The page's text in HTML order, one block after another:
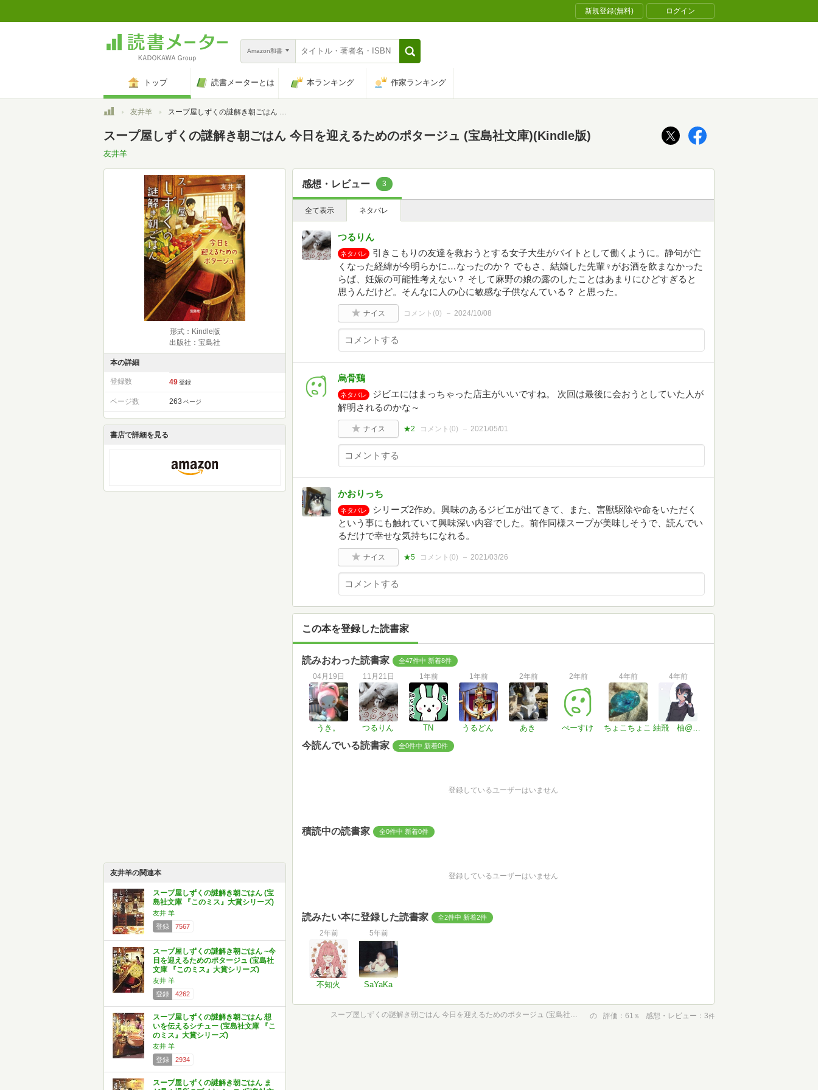
新規登録(無料) ログイン
Amazon和書
トップ 読書メーターとは 本ランキング 作家ランキング
トップ友井羊 スープ屋しずくの謎解き朝ごはん 今日を迎えるためのポタージュ (宝島社文庫)
スープ屋しずくの謎解き朝ごはん 今日を迎えるためのポタージュ (宝島社文庫)(Kindle版)
友井羊
形式：Kindle版
出版社：宝島社
本の詳細
登録数 49 登録
ページ数 263 ページ
書店で詳細を見る
友井羊の関連本
スープ屋しずくの謎解き朝ごはん (宝
島社文庫 『このミス』大賞シリーズ)
友井 羊
登録
7567
スープ屋しずくの謎解き朝ごはん ~今
日を迎えるためのポタージュ (宝島社
文庫 『このミス』大賞シリーズ)
友井 羊
登録
4262
スープ屋しずくの謎解き朝ごはん 想
いを伝えるシチュー (宝島社文庫 『こ
のミス』大賞シリーズ)
友井 羊
登録
2934
スープ屋しずくの謎解き朝ごはん ま
感想・レビュー 3
全て表示 ネタバレ
つるりん
ネタバレ
引きこもりの友達を救おうとする女子大生がバイトとして働くように。静句が亡
くなった経緯が今明らかに…なったのか？ でもさ、結婚した先輩♀がお酒を飲まなかった
らば、妊娠の可能性考えない？ そして麻野の娘の露のしたことはあまりにひどすぎると
思うんだけど。そんなに人の心に敏感な子供なんている？ と思った。
ナイス コメント(0) 2024/10/08
烏骨鶏
ネタバレ
ジビエにはまっちゃった店主がいいですね。 次回は最後に会おうとしていた人が
解明されるのかな～
ナイス ★2 コメント(0) 2021/05/01
かおりっち
ネタバレ
シリーズ2作め。興味のあるジビエが出てきて、また、害獣駆除や命をいただく
という事にも触れていて興味深い内容でした。前作同様スープが美味しそうで、読んでい
るだけで幸せな気持ちになれる。
ナイス ★5 コメント(0) 2021/03/26
この本を登録した読書家
読みおわった読書家 全47件中 新着8件
04月19日
うき。
11月21日
つるりん
1年前
TN
1年前
うるどん
2年前
あき
2年前
ぺーすけ
4年前
ちょこちょこ
4年前
紬飛 柚@ 旅廻契
今読んでいる読書家 全0件中 新着0件
登録しているユーザーはいません
積読中の読書家 全0件中 新着0件
登録しているユーザーはいません
読みたい本に登録した読書家 全2件中 新着2件
2年前
不知火
5年前
SaYaKa
スープ屋しずくの謎解き朝ごはん 今日を迎えるためのポタージュ (宝島社文庫) の 評価 61 ％ 感想・レビュー 3件